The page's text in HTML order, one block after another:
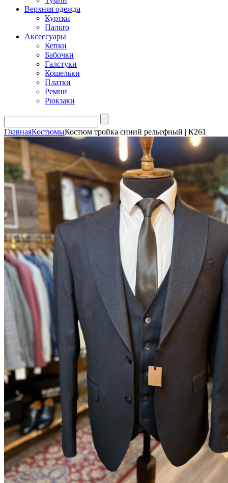
Верхняя одежда
Куртки
Пальто
Аксессуары
Кепки
Бабочки
Галстуки
Кошельки
Платки
Ремни
Рюкзаки
ГлавнаяКостюмыКостюм тройка синий рельефный | К261